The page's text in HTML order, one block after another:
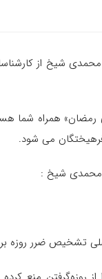
شیخ از
رمضان» همراه شما
می شود.
محمدی شیخ :
تشخیص ضرر روزه